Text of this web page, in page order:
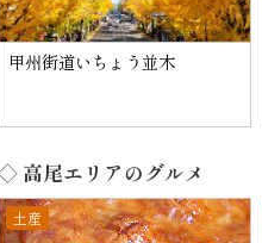
甲州街道いちょう並木
高尾エリアのグルメ
土産